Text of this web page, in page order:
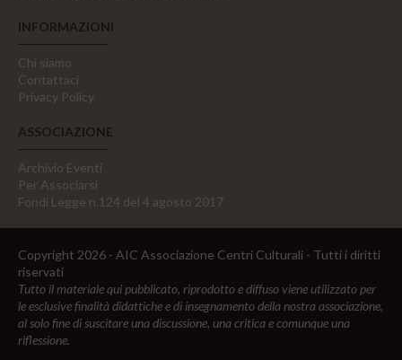
INFORMAZIONI
Chi siamo
Contattaci
Privacy Policy
ASSOCIAZIONE
Archivio Eventi
Per Associarsi
Fondi Legge n.124 del 4 agosto 2017
Copyright 2026 - AIC Associazione Centri Culturali - Tutti i diritti
riservati
Tutto il materiale qui pubblicato, riprodotto e diffuso viene utilizzato per
le esclusive finalità didattiche e di insegnamento della nostra associazione,
al solo fine di suscitare una discussione, una critica e comunque una
riflessione.